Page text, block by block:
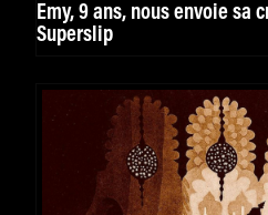
Emy, 9 ans, nous envoie sa
Superslip